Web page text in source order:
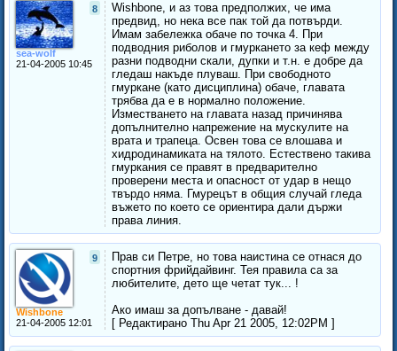
8
sea-wolf
21-04-2005 10:45
Wishbone, и аз това предполжих, че има
предвид, но нека все пак той да потвърди.
Имам забележка обаче по точка 4. При
подводния риболов и гмуркането за кеф между
разни подводни скали, дупки и т.н. е добре да
гледаш накъде плуваш. При свободното
гмуркане (като дисциплина) обаче, главата
трябва да е в нормално положение.
Изместването на главата назад причинява
допълнително напрежение на мускулите на
врата и трапеца. Освен това се влошава и
хидродинамиката на тялото. Естествено такива
гмуркания се правят в предварително
проверени места и опасност от удар в нещо
твърдо няма. Гмурецът в общия случай гледа
въжето по което се ориентира дали държи
права линия.
9
Wishbone
21-04-2005 12:01
Прав си Петре, но това наистина се отнася до
спортния фрийдайвинг. Тея правила са за
любителите, дето ще четат тук... !
Ако имаш за допълване - давай!
[ Редактирано Thu Apr 21 2005, 12:02PM ]